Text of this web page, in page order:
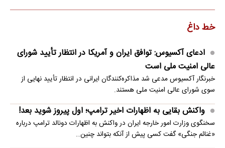
خط داغ
ادعای آکسیوس: توافق ایران و آمریکا در انتظار تأیید شورای
عالی امنیت ملی است
خبرنگار آکسیوس مدعی شد مذاکره‌کنندگان ایرانی در انتظار تأیید نهایی از
سوی شورای عالی امنیت ملی هستند.
واکنش بقایی به اظهارات اخیر ترامپ؛ اول پیروز شوید بعد!
سخنگوی وزارت امور خارجه ایران در واکنش به اظهارات دونالد ترامپ درباره
«غنائم جنگی» گفت کسی پیش از آنکه بتواند چنین…